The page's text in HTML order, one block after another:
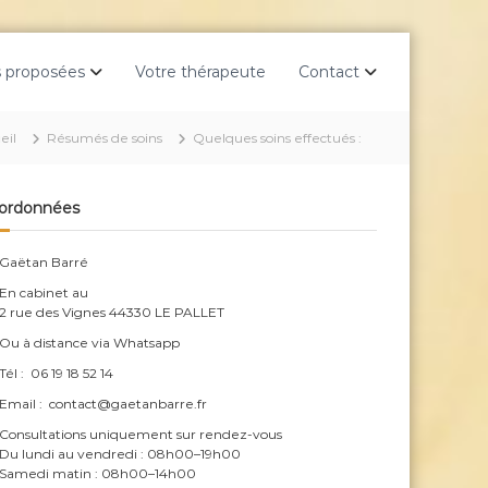
proposées Votre thérapeute Contact
Résumés de soins Quelques soins effectués :
Gaëtan Barré
En cabinet au
2 rue des Vignes 44330 LE PALLET
Ou à distance via Whatsapp
Tél : 06 19 18 52 14
Email : contact@gaetanbarre.fr
Consultations uniquement sur rendez-vous
Du lundi au vendredi : 08h00–19h00
Samedi matin : 08h00–14h00